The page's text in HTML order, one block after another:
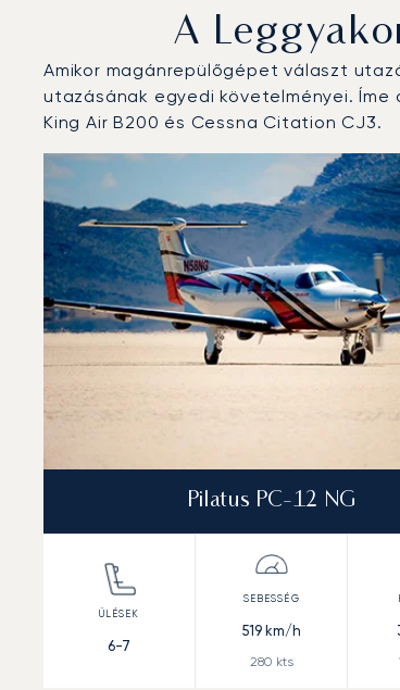
A
Amikor magánrepülőgépet választ
utazásának egyedi követelményei.
King Air B200 és Cessna Citation CJ3.
Jorge Newbery repülőtér : A 3 legtöbbet
Repülőgép fotója Repülőgép-típus
Sebesség (km/h)
Sebesség (csomó)
Hatótávolság (NM)
Pilatus PC-12 NG
6-7
519km/h
280 kts